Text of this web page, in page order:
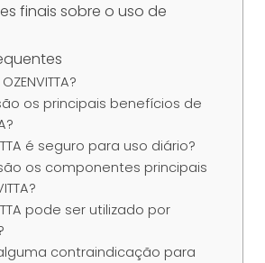
finais sobre o uso de
os principais benefícios de
é seguro para uso diário?
os componentes principais
pode ser utilizado por
contraindicação para